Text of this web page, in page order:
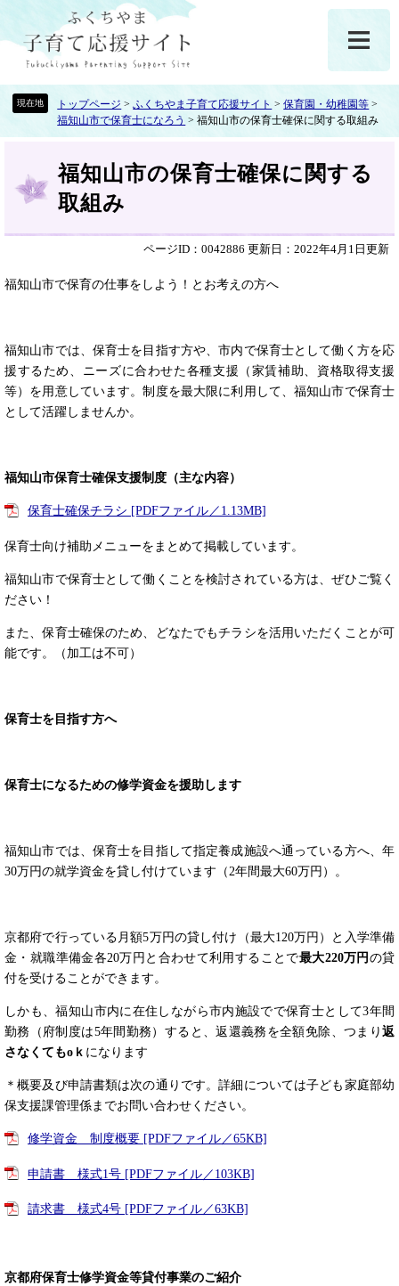
先
す
を
し
トップページ >ふくちやま子育て応援サイト >保育園・幼稚園等 >
福知山市で保育士になろう >福知山市の保育士確保に関する取組み
福知山市の保育士確保に関する
取組み
ページID：0042886 更新日：2022年4月1日更新
福知山市で保育の仕事をしよう！とお考えの方へ
福知山市では、保育士を目指す方や、市内で保育士として働く方を応
援するため、ニーズに合わせた各種支援（家賃補助、資格取得支援
等）を用意しています。制度を最大限に利用して、福知山市で保育士
として活躍しませんか。
福知山市保育士確保支援制度（主な内容）
保育士確保チラシ [PDFファイル／1.13MB]
保育士向け補助メニューをまとめて掲載しています。
福知山市で保育士として働くことを検討されている方は、ぜひご覧く
ださい！
また、保育士確保のため、どなたでもチラシを活用いただくことが可
能です。（加工は不可）
保育士を目指す方へ
保育士になるための修学資金を援助します
福知山市では、保育士を目指して指定養成施設へ通っている方へ、年
30万円の就学資金を貸し付けています（2年間最大60万円）。
京都府で行っている月額5万円の貸し付け（最大120万円）と入学準備
金・就職準備金各20万円と合わせて利用することで最大220万円 の貸
付を受けることができます。
しかも、福知山市内に在住しながら市内施設でで保育士として3年間
勤務（府制度は5年間勤務）すると、返還義務を全額免除、つまり 返
さなくてもoｋ になります
＊概要及び申請書類は次の通りです。詳細については子ども家庭部幼
保支援課管理係までお問い合わせください。
修学資金 制度概要 [PDFファイル／65KB]
申請書 様式1号 [PDFファイル／103KB]
請求書 様式4号 [PDFファイル／63KB]
京都府保育士修学資金等貸付事業のご紹介